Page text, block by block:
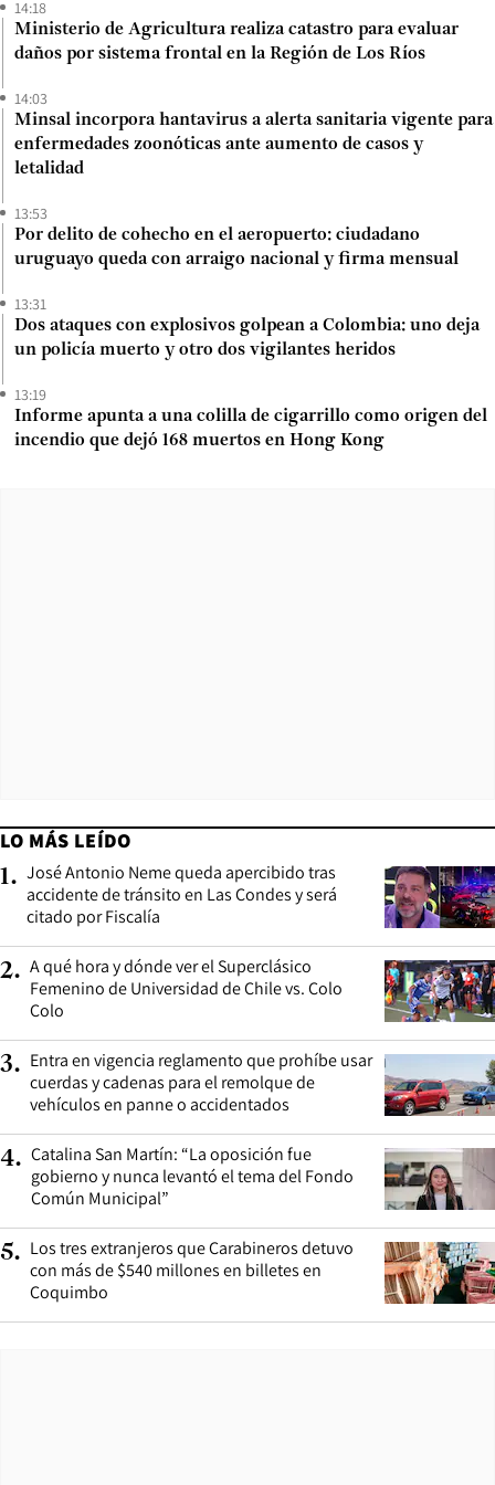
14:18
Ministerio de Agricultura realiza catastro para evaluar
daños por sistema frontal en la Región de Los Ríos
14:03
Minsal incorpora hantavirus a alerta sanitaria vigente para
enfermedades zoonóticas ante aumento de casos y
letalidad
13:53
Por delito de cohecho en el aeropuerto: ciudadano
uruguayo queda con arraigo nacional y firma mensual
13:31
Dos ataques con explosivos golpean a Colombia: uno deja
un policía muerto y otro dos vigilantes heridos
13:19
Informe apunta a una colilla de cigarrillo como origen del
incendio que dejó 168 muertos en Hong Kong
LO MÁS LEÍDO
1. José Antonio Neme queda apercibido tras
accidente de tránsito en Las Condes y será
citado por Fiscalía
2. A qué hora y dónde ver el Superclásico
Femenino de Universidad de Chile vs. Colo
Colo
3. Entra en vigencia reglamento que prohíbe usar
cuerdas y cadenas para el remolque de
vehículos en panne o accidentados
4. Catalina San Martín: “La oposición fue
gobierno y nunca levantó el tema del Fondo
Común Municipal”
5. Los tres extranjeros que Carabineros detuvo
con más de $540 millones en billetes en
Coquimbo